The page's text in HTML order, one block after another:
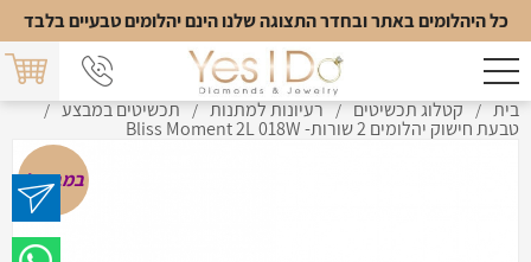
כל היהלומים באתר ובחדר התצוגה שלנו הינם יהלומים טבעיים בלבד
בית / קטלוג תכשיטים / רעיונות למתנות / תכשיטים במבצע /
טבעת חישוק יהלומים 2 שורות- Bliss Moment 2L 018W
במבצע!